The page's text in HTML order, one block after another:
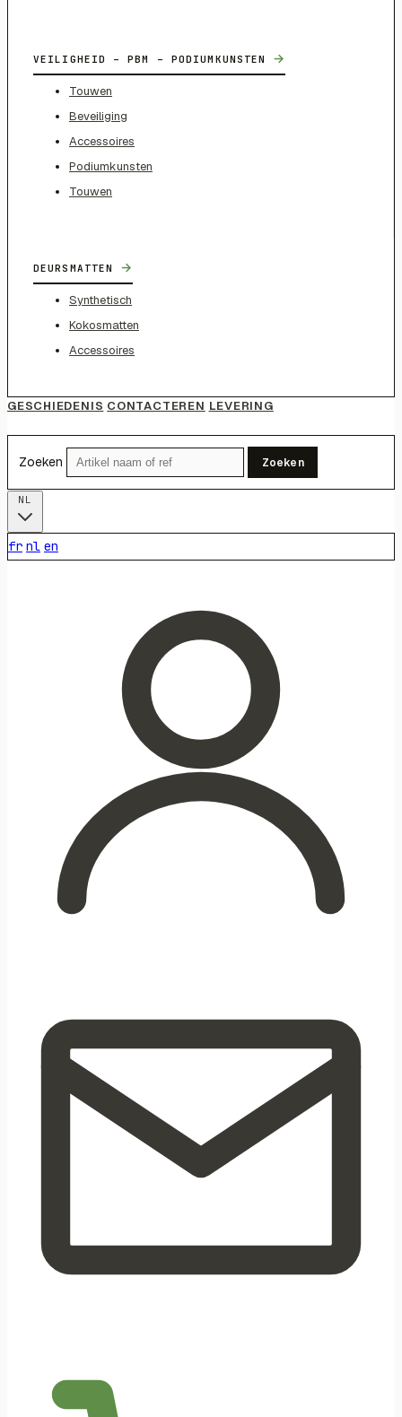
VEILIGHEID – PBM – PODIUMKUNSTEN →
Touwen
Beveiliging
Accessoires
Podiumkunsten
Touwen
DEURSMATTEN →
Synthetisch
Kokosmatten
Accessoires
GESCHIEDENIS CONTACTEREN LEVERING
Zoeken Zoeken
fr nl en